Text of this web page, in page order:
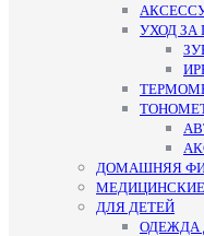
УХОД ЗА
ДОМАШНЯЯ
ДЛЯ ДЕТЕЙ
ОДЕЖДА